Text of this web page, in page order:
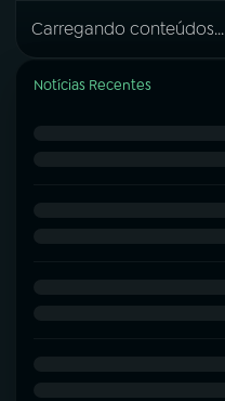
Carregando conteúdos...
Notícias Recentes